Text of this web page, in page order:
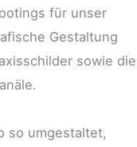
für unser
Gestaltung
sowie die
so umgestaltet,